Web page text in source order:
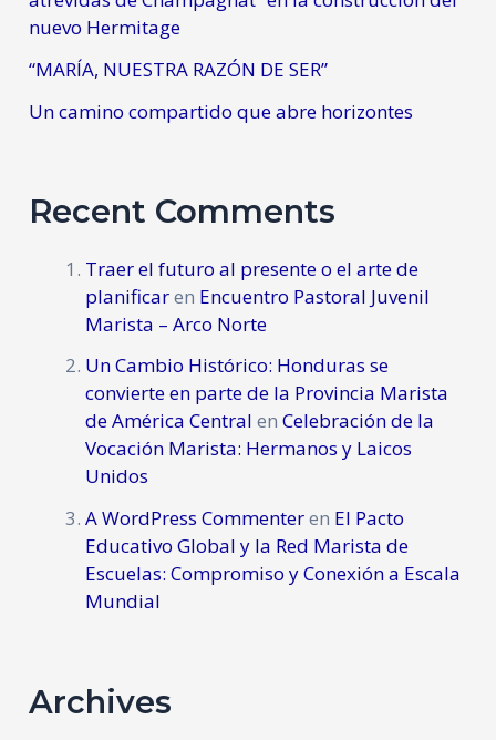
nuevo Hermitage
“MARÍA, NUESTRA RAZÓN DE SER”
Un camino compartido que abre horizontes
Recent Comments
Traer el futuro al presente o el arte de
planificaren Encuentro Pastoral Juvenil
Marista – Arco Norte
Un Cambio Histórico: Honduras se
convierte en parte de la Provincia Marista
de América Central enCelebración de la
Vocación Marista: Hermanos y Laicos
Unidos
A WordPress Commenteren El Pacto
Educativo Global y la Red Marista de
Escuelas: Compromiso y Conexión a Escala
Mundial
Archives